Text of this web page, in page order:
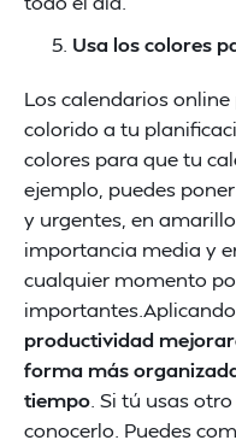
Usa los colores
Los calendarios
colorido a tu
colores para que tu
ejemplo, puedes
y urgentes, en
importancia media y
cualquier momento
productividad
forma más
tiempo . Si tú usas
conocerlo. Puedes